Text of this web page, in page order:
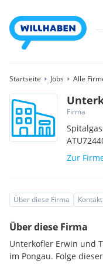
Startseite Jobs Alle
Firma
Zur
Über diese Firma Kontakt
Über diese Firma
Unterkofler Erwin und
im Pongau. Folge